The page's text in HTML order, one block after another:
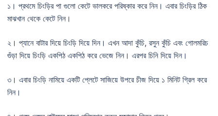
১। প্রথমে চিংড়ির পা গুলো কেটে ভালকরে পরিষ্কার করে নিন। এবার চিংড়ির ঠিক
মাঝখান থেকে কেটে নিন।
২। প্যানে বাটার দিয়ে চিংড়ি দিয়ে দিন। এখন আদা কুঁচি, রসুন কুঁচি এবং গোলমরিচ
গুঁড়া দিয়ে চিংড়ি একপিঠ একপিঠ করে ভেজে নিন। এরপর চিনি দিয়ে দিন।
৩। এবার চিংড়ি নামিয়ে একটি প্লেটে সাজিয়ে উপরে চীজ দিয়ে ১ মিনিট গ্রিল করে
নিন।